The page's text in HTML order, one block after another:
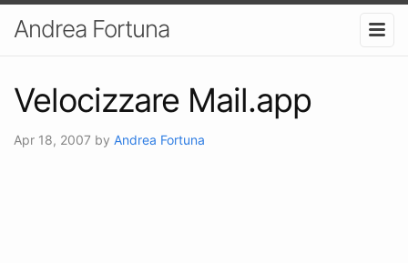
Andrea Fortuna
Velocizzare Mail.app
Apr 18, 2007 by Andrea Fortuna